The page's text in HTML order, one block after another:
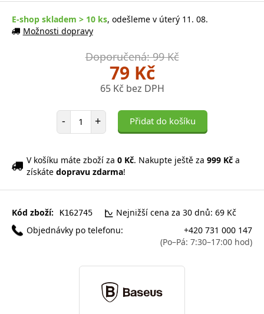
E-shop skladem > 10 ks, odešleme v úterý 11. 08.
Možnosti dopravy
Doporučená: 99 Kč
79 Kč
65 Kč bez DPH
- Počet položek
+ Přidat do košíku
V košíku máte zboží za 0 Kč. Nakupte ještě za 999 Kč a
získáte dopravu zdarma!
Kód zboží: K162745
Nejnižší cena za 30 dnů: 69 Kč
Objednávky po telefonu:
+420 731 000 147
(Po–Pá: 7:30–17:00 hod)